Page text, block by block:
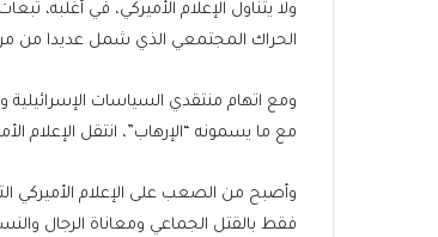
ولا يتناول الإعلام الأميركي، في أغلبه،
الحراك المجتمعي الذي شمل عديدا من
ومع اتهام منتقدي السياسات
مع ما يسمونه “الإرهاب”، انتقل الإعلام
وأصبح من الصعب على الإعلام الأميركي
فقط بالقتل الجماعي ومعاناة الرجال